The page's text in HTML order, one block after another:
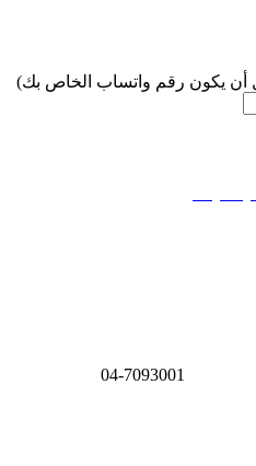
أن يكون رقم واتساب الخاص بك)
04-7093001